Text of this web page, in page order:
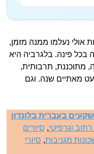
אולי נעלמו ממנה מזמן,
בכל פינה. בלגרביה היא
מתוכננת, תרבותית,
מאתיים שנה. וגם
בעברית בלונדון
וגרפיטי, סיורים
מגניבות, סיורי